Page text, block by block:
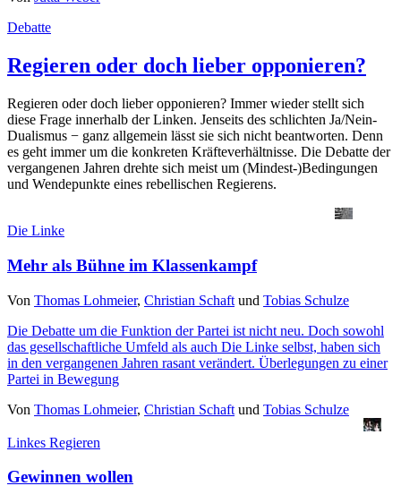
Debatte
Regieren oder doch lieber opponieren?
Regieren oder doch lieber opponieren? Immer wieder stellt sich
diese Frage innerhalb der Linken. Jenseits des schlichten Ja/Nein-
Dualismus − ganz allgemein lässt sie sich nicht beantworten. Denn
es geht immer um die konkreten Kräfteverhältnisse. Die Debatte der
vergangenen Jahren drehte sich meist um (Mindest-)Bedingungen
und Wendepunkte eines rebellischen Regierens.
Die Linke
Mehr als Bühne im Klassenkampf
Von Thomas Lohmeier, Christian Schaft und Tobias Schulze
Die Debatte um die Funktion der Partei ist nicht neu. Doch sowohl
das gesellschaftliche Umfeld als auch Die Linke selbst, haben sich
in den vergangenen Jahren rasant verändert. Überlegungen zu einer
Partei in Bewegung
Von Thomas Lohmeier, Christian Schaft und Tobias Schulze
Linkes Regieren
Gewinnen wollen